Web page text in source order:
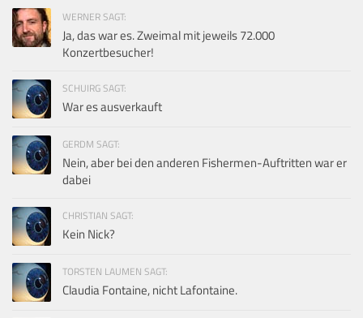
WERNER SAGT:
Ja, das war es. Zweimal mit jeweils 72.000
Konzertbesucher!
SCHUIRG SAGT:
War es ausverkauft
GERDM SAGT:
Nein, aber bei den anderen Fishermen-Auftritten war er
dabei
CHRISTIAN SAGT:
Kein Nick?
TORSTEN LAUMEN SAGT:
Claudia Fontaine, nicht Lafontaine.